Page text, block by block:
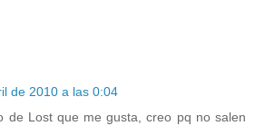
de 2010 a las 0:04
de Lost que me gusta, creo pq no salen